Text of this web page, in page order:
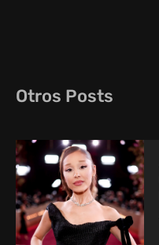
Otros Posts